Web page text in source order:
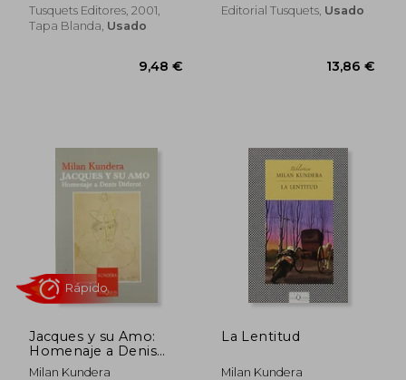
dcto. 17,10 € dcto.
Tusquets Editores, 2001,
Tapa Blanda, Usado
Editorial Tusquets, Usado
Jacques y su Amo:
Homenaje a Denis
Diderot (en Inglés)
Milan Kundera
La Lentitud
Milan Kundera